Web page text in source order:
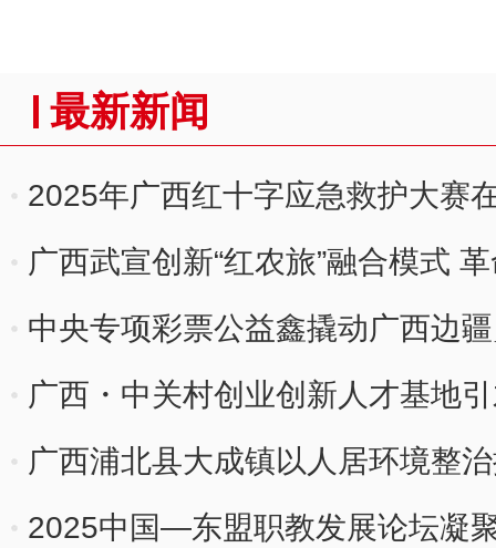
最新新闻
2025年广西红十字应急救护大赛
广西武宣创新“红农旅”融合模式
中央专项彩票公益鑫撬动广西边
广西・中关村创业创新人才基地
广西浦北县大成镇以人居环境整
2025中国—东盟职教发展论坛凝